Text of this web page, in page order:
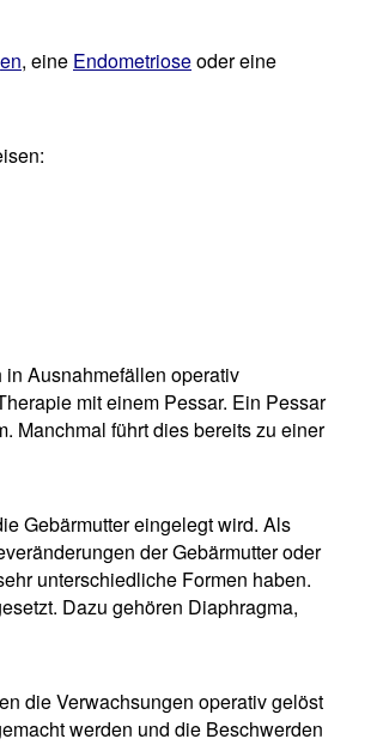
, eine Endometrioseoder eine
Ausnahmefällen operativ
mit einem Pessar. Ein Pessar
Manchmal führt dies bereits zu einer
Gebärmutter eingelegt wird. Als
der Gebärmutter oder
unterschiedliche Formen haben.
Dazu gehören Diaphragma,
die Verwachsungen operativ gelöst
werden und die Beschwerden